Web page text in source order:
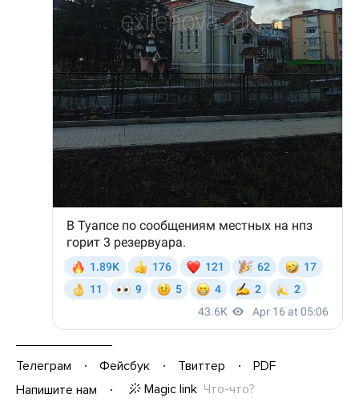
Телеграм Фейсбук Твиттер
PDF
Напишите нам
Magic link Что-что?